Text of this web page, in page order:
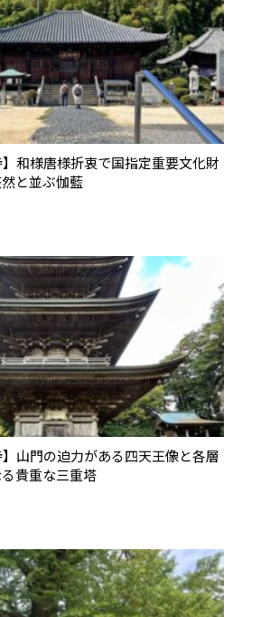
】和様唐様折衷で国指定重要文化財
と並ぶ伽藍
】山門の迫力がある四天王像と各層
貴重な三重塔